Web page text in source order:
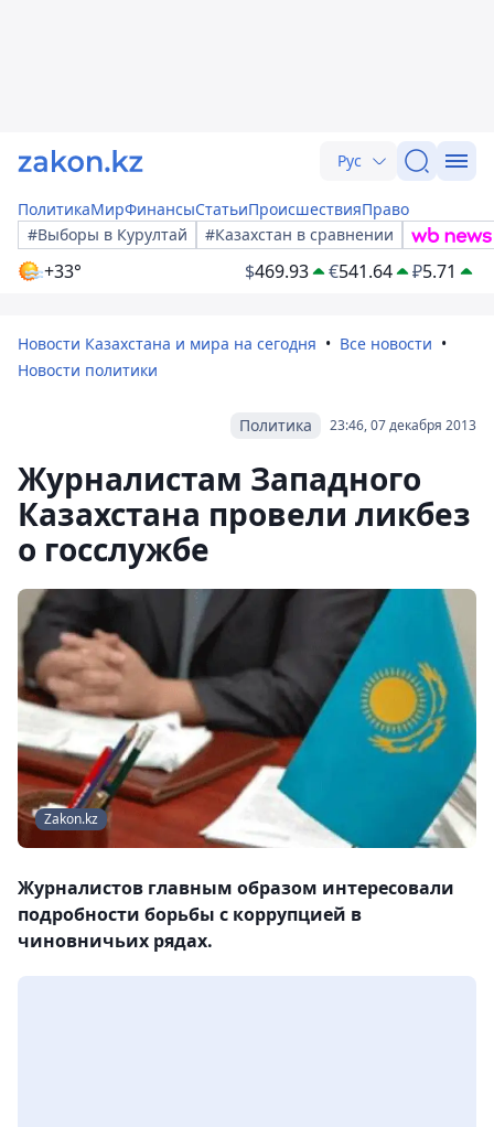
Рус
ПолитикаМирФинансыСтатьиПроисшествияПраво
#Выборы в Курултай
#Казахстан в сравнении
+33° $469.93 €541.64 ₽5.71
Новости Казахстана и мира на сегодня
Все новости
Новости политики
23:46, 07 декабря 2013
Политика
Журналистам Западного
Казахстана провели ликбез
о госслужбе
Zakon.kz
Журналистов главным образом интересовали
подробности борьбы с коррупцией в
чиновничьих рядах.